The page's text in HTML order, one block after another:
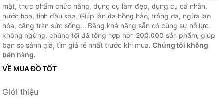
mặt, thực phẩm chức năng, dụng cụ làm đẹp, dụng cụ cá nhân,
nước hoa, tinh dầu spa. Giúp làn da hồng hào, trắng da, ngừa lão
hóa, căng tràn sức sống... Bằng khả năng sẵn có cùng sự nỗ lực
không ngừng, chúng tôi đã tổng hợp hơn 200.000 sản phẩm, giúp
bạn so sánh giá, tìm giá rẻ nhất trước khi mua. Chúng tôi không
bán hàng.
VỀ MUA ĐỒ TỐT
Giới thiệu